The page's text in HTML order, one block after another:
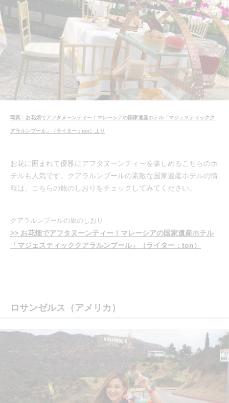
写真：お花畑でアフタヌーンティー！マレーシアの国家遺産ホテル「マジェスティックク
アラルンプール」（ライター：ton）より
お花に囲まれて優雅にアフタヌーンティーを楽しめるこちらのホ
テルも人気です。クアラルンプールの素敵な国家遺産ホテルの情
報は、こちらの旅のしおりをチェックしてみてください。
クアラルンプールの旅のしおり
>> お花畑でアフタヌーンティー！マレーシアの国家遺産ホテル
「マジェスティッククアラルンプール」（ライター：ton）
ロサンゼルス（アメリカ）